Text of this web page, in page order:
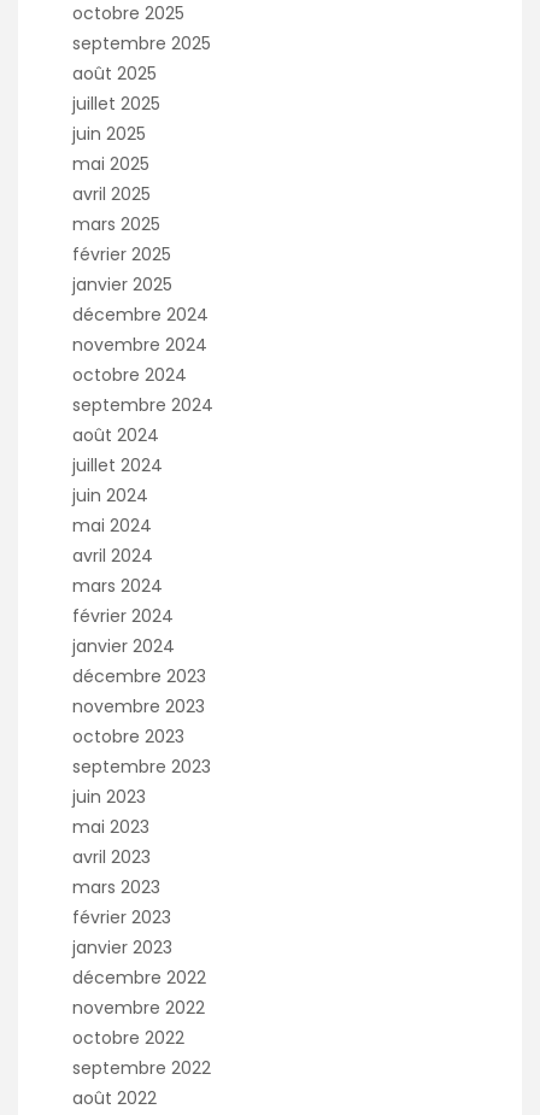
octobre 2025
septembre 2025
août 2025
juillet 2025
juin 2025
mai 2025
avril 2025
mars 2025
février 2025
janvier 2025
décembre 2024
novembre 2024
octobre 2024
septembre 2024
août 2024
juillet 2024
juin 2024
mai 2024
avril 2024
mars 2024
février 2024
janvier 2024
décembre 2023
novembre 2023
octobre 2023
septembre 2023
juin 2023
mai 2023
avril 2023
mars 2023
février 2023
janvier 2023
décembre 2022
novembre 2022
octobre 2022
septembre 2022
août 2022